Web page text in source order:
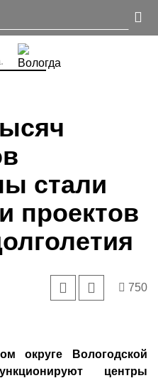
стали
проектов
750
округе Вологодской
центры